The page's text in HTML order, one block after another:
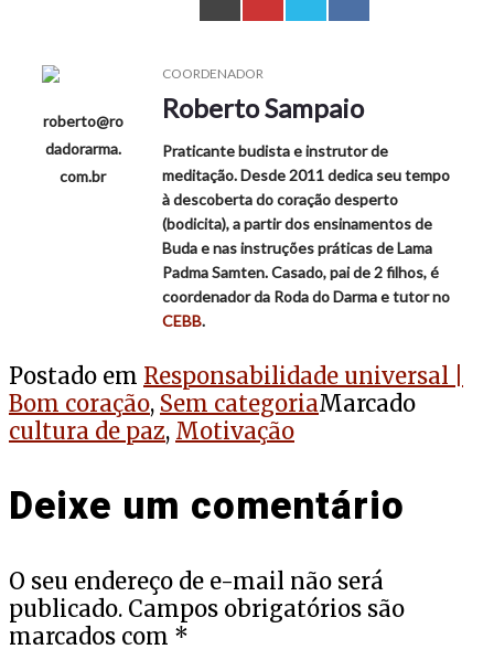
roberto@ro
dadorarma.
com.br
COORDENADOR
Roberto Sampaio
Praticante budista e instrutor de
meditação. Desde 2011 dedica seu tempo
à descoberta do coração desperto
(bodicita), a partir dos ensinamentos de
Buda e nas instruções práticas de Lama
Padma Samten. Casado, pai de 2 filhos, é
coordenador da Roda do Darma e tutor no
CEBB.
Postado em Responsabilidade universal |
Bom coração, Sem categoriaMarcado
cultura de paz, Motivação
Deixe um comentário
O seu endereço de e-mail não será
publicado. Campos obrigatórios são
marcados com *